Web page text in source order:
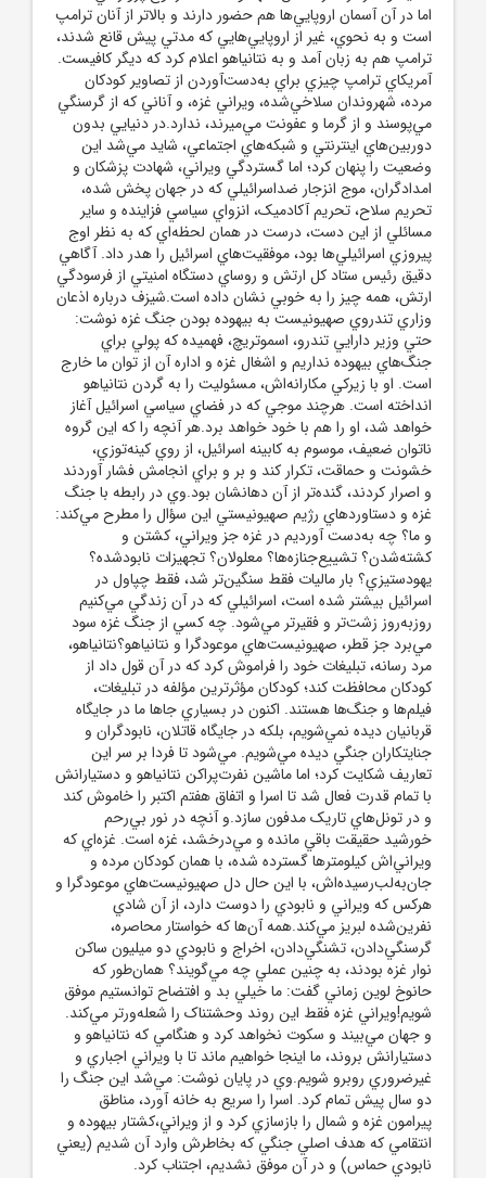
اما در آن آسمان اروپايي‌ها هم حضور دارند و بالاتر از آنان ترامپ
است و به نحوي، غير از اروپايي‌هايي که مدتي پيش قانع شدند،
ترامپ هم به زبان آمد و به نتانياهو اعلام کرد که ديگر کافيست.
آمريکاي ترامپ چيزي براي به‌دست‌آوردن از تصاوير کودکان
مرده، شهروندان سلاخي‌شده، ويراني غزه، و آناني که از گرسنگي
مي‌پوسند و از گرما و عفونت مي‌ميرند، ندارد.در دنيايي بدون
دوربين‌هاي اينترنتي و شبکه‌هاي اجتماعي، شايد مي‌شد اين
وضعيت را پنهان کرد؛ اما گستردگي ويراني، شهادت پزشکان و
امدادگران، موج انزجار ضداسرائيلي که در جهان پخش شده،
تحريم سلاح، تحريم آکادميک، انزواي سياسي فزاينده و ساير
مسائلي از اين دست، درست در همان لحظه‌اي که به نظر اوج
پيروزي اسرائيلي‌ها بود، موفقيت‌هاي اسرائيل را هدر داد. آگاهي
دقيق رئيس ستاد کل ارتش و روساي دستگاه امنيتي از فرسودگي
ارتش، همه چيز را به خوبي نشان داده است.شيزف درباره اذعان
وزاري تندروي صهيونيست به بيهوده بودن جنگ غزه نوشت:
حتي وزير دارايي تندرو، اسموتريچ، فهميده که پولي براي
جنگ‌هاي بيهوده نداريم و اشغال غزه و اداره آن از توان ما خارج
است. او با زيرکي مکارانه‌اش، مسئوليت را به گردن نتانياهو
انداخته است. هرچند موجي که در فضاي سياسي اسرائيل آغاز
خواهد شد، او را هم با خود خواهد برد.هر آنچه را که اين گروه
ناتوان ضعيف، موسوم به کابينه اسرائيل، از روي کينه‌توزي،
خشونت و حماقت، تکرار کند و بر و براي انجامش فشار آوردند
و اصرار کردند، گنده‌تر از آن دهانشان بود.وي در رابطه با جنگ
غزه و دستاوردهاي رژيم صهيونيستي اين سؤال را مطرح مي‌کند:
و ما؟ چه به‌دست آورديم در غزه جز ويراني، کشتن و
کشته‌شدن؟ تشييع‌جنازه‌ها؟ معلولان؟ تجهيزات نابودشده؟
يهودستيزي؟ بار ماليات فقط سنگين‌تر شد، فقط چپاول در
اسرائيل بيشتر شده است، اسرائيلي که در آن زندگي مي‌کنيم
روزبه‌روز زشت‌تر و فقيرتر مي‌شود. چه کسي از جنگ غزه سود
مي‌برد جز قطر، صهيونيست‌هاي موعودگرا و نتانياهو؟نتانياهو،
مرد رسانه، تبليغات خود را فراموش کرد که در آن قول داد از
کودکان محافظت کند؛ کودکان مؤثرترين مؤلفه در تبليغات،
فيلم‌ها و جنگ‌ها هستند. اکنون در بسياري جاها ما در جايگاه
قربانيان ديده نمي‌شويم، بلکه در جايگاه قاتلان، نابودگران و
جنايتکاران جنگي ديده مي‌شويم. مي‌شود تا فردا بر سر اين
تعاريف شکايت کرد؛ اما ماشين نفرت‌پراکن نتانياهو و دستيارانش
با تمام قدرت فعال شد تا اسرا و اتفاق هفتم اکتبر را خاموش کند
و در تونل‌هاي تاريک مدفون سازد.و آنچه در نور بي‌رحم
خورشيد حقيقت باقي مانده و مي‌درخشد، غزه است. غزه‌اي که
ويراني‌اش کيلومترها گسترده شده، با همان کودکان مرده و
جان‌به‌لب‌رسيده‌اش، با اين حال دل صهيونيست‌هاي موعودگرا و
هرکس که ويراني و نابودي را دوست دارد، از آن شادي
نفرين‌شده لبريز مي‌کند.همه آن‌ها که خواستار محاصره،
گرسنگي‌دادن، تشنگي‌دادن، اخراج و نابودي دو ميليون ساکن
نوار غزه بودند، به چنين عملي چه مي‌گويند؟ همان‌طور که
حانوخ لوين زماني گفت: ما خيلي بد و افتضاح توانستيم موفق
شويم!ويراني غزه فقط اين روند وحشتناک را شعله‌ورتر مي‌کند.
و جهان مي‌بيند و سکوت نخواهد کرد و هنگامي که نتانياهو و
دستيارانش بروند، ما اينجا خواهيم ماند تا با ويراني اجباري و
غيرضروري روبرو شويم.وي در پايان نوشت: مي‌شد اين جنگ را
دو سال پيش تمام کرد. اسرا را سريع به خانه آورد، مناطق
پيرامون غزه و شمال را بازسازي کرد و از ويراني،کشتار ‌بيهوده و
انتقامي که هدف اصلي جنگي که بخاطرش وارد آن شديم (يعني
نابودي حماس) و در آن موفق نشديم، اجتناب کرد.